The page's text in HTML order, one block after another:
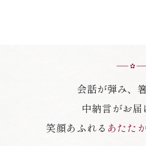
会話が弾み、
中納言がお届
笑顔あふれる あたた